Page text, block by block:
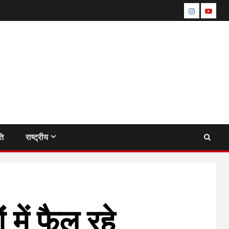
instagram
राष्ट्रीय
में फैल रहे